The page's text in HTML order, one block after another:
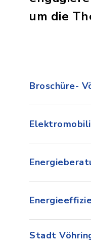
um die
Broschüre-
Stadt